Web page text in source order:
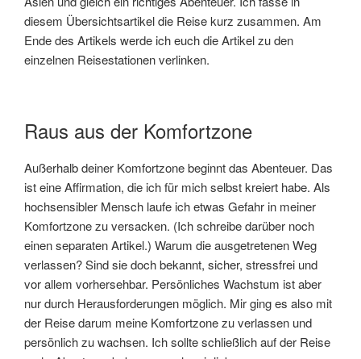
diesem Übersichtsartikel die Reise kurz zusammen. Am
Ende des Artikels werde ich euch die Artikel zu den
einzelnen Reisestationen verlinken.
Raus aus der Komfortzone
Außerhalb deiner Komfortzone beginnt das Abenteuer. Das
ist eine Affirmation, die ich für mich selbst kreiert habe. Als
hochsensibler Mensch laufe ich etwas Gefahr in meiner
Komfortzone zu versacken. (Ich schreibe darüber noch
einen separaten Artikel.) Warum die ausgetretenen Weg
verlassen? Sind sie doch bekannt, sicher, stressfrei und
vor allem vorhersehbar. Persönliches Wachstum ist aber
nur durch Herausforderungen möglich. Mir ging es also mit
der Reise darum meine Komfortzone zu verlassen und
persönlich zu wachsen. Ich sollte schließlich auf der Reise